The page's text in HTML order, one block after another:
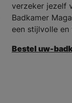
verzeker jezelf
Badkamer
een stijlvolle
Bestel uw-